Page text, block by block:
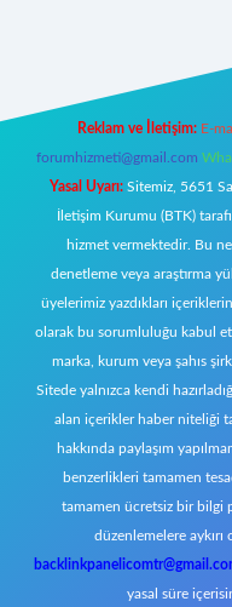
Reklam ve İletişim: E-
forumhizmeti@gmail.com
Yasal Uyarı: Sitemiz, 5651
İletişim Kurumu (BTK)
hizmet vermektedir. Bu
denetleme veya araştırma
üyelerimiz yazdıkları
olarak bu sorumluluğu kabul
marka, kurum veya şahıs
Sitede yalnızca kendi
alan içerikler haber niteliği
hakkında paylaşım
benzerlikleri tamamen
tamamen ücretsiz bir bilgi
düzenlemelere
yasal süre